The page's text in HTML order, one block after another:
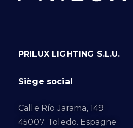
PRILUX LIGHTING S.L.U.
Siège social
Calle Río Jarama, 149
45007. Toledo. Espagne